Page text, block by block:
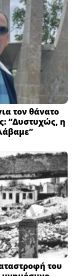
τον θάνατο
“Δυστυχώς, η
του